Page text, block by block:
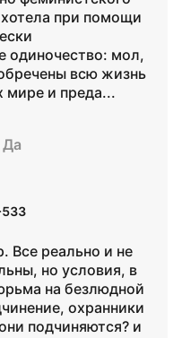
при помощи
одиночество: мол,
всю жизнь
мире и преда...
Да
Все реально и не
но условия, в
на безлюдной
охранники
подчиняются? и